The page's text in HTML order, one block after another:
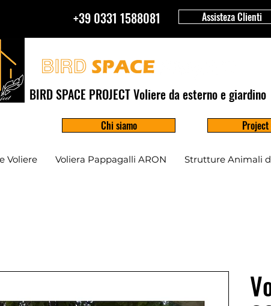
+39 0331 1588081 Assisteza Clienti
BIRD SPACE PROJECT Voliere da esterno e giardino
Chi siamo
Voliere Voliera Pappagalli ARON Strutture Animali